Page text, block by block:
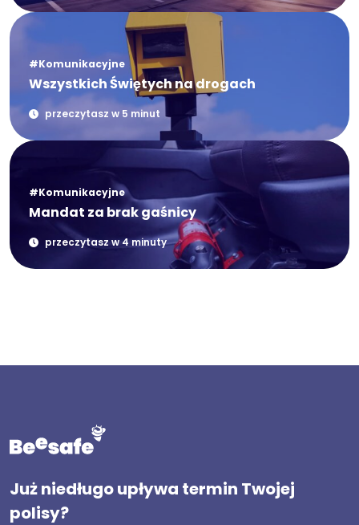
#Komunikacyjne
Wszystkich Świętych na drogach
przeczytasz w 5 minut
#Komunikacyjne
Mandat za brak gaśnicy
przeczytasz w 4 minuty
Już niedługo upływa termin Twojej
polisy?